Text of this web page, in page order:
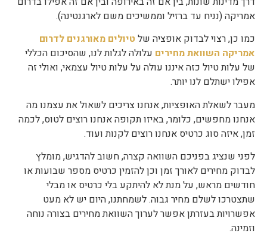
אמריקה (נניח עד ברזיל וממשיכים משם לארגנטינה).
כמו כן, רצוי לבדוק אופציה של טיולים מאורגנים לדרום
אמריקה השוואת מחירים עלולה לגלות לנו, שהסיכום הכללי
של עלות טיול כזה איננו עולה על עלות טיול עצמאי, ואולי זה
אפילו ישתלם לנו יותר.
מעבר לשאלת האופציות, אנחנו צריכים לשאול את עצמנו מה
אנחנו מחפשים, כלומר, באיזו תקופה אנחנו רוצים לטוס, לכמה
זמן, איזה סוג כרטיס אנחנו רוצים לקנות ועוד.
לפני שנציג בפניכם השוואה קצרה, חשוב להדגיש, מומלץ
לבדוק מחירים לאורך זמן וכן להזמין כרטיס מספר שבועות או
חודשים מראש, על מנת לא להיתקע בלי כרטיס או מבלי
שתצטרכו לשלם מחיר גבוה. לשמחתנו, היום יש לא מעט
אפשרויות בעזרתן אפשר לערוך השוואת מחירים בצורה נוחה
וזמינה.